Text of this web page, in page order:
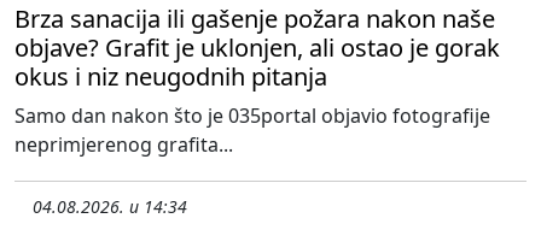
Brza sanacija ili gašenje požara nakon naše
objave? Grafit je uklonjen, ali ostao je gorak
okus i niz neugodnih pitanja
Samo dan nakon što je 035portal objavio fotografije
neprimjerenog grafita...
04.08.2026. u 14:34